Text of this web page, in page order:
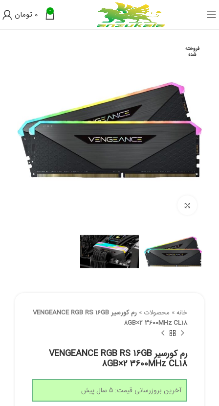
0
0 تومان
فروخته
شده
خانه» محصولات »
رم کورسیر VENGEANCE RGB RS 16GB
8GB×2 3600MHz CL18
رم کورسیر VENGEANCE RGB RS 16GB
8GB×2 3600MHz CL18
آخرین بروزرسانی قیمت: 5 سال پیش